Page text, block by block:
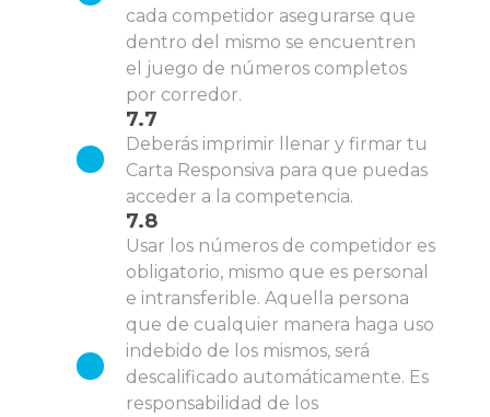
cada competidor asegurarse que
dentro del mismo se encuentren
el juego de números completos
por corredor.
7.7
Deberás imprimir llenar y firmar tu
Carta Responsiva para que puedas
acceder a la competencia.
7.8
Usar los números de competidor es
obligatorio, mismo que es personal
e intransferible. Aquella persona
que de cualquier manera haga uso
indebido de los mismos, será
descalificado automáticamente. Es
responsabilidad de los